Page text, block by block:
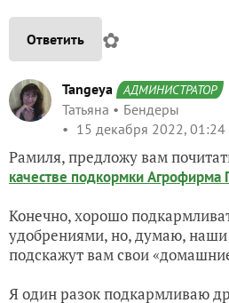
Ответить ✿
Tangeya АДМИНИСТРАТОР
Татьяна
Бендеры
15 декабря 2022, 01:24
Рамиля, предложу вам
качестве подкормки
Конечно, хорошо
удобрениями, но, думаю,
подскажут вам свои
Я один разок подкармливаю